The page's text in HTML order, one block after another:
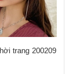
trang 200209